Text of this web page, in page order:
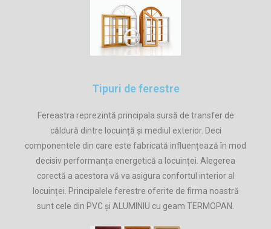
Tipuri de ferestre
Fereastra reprezintă principala sursă de transfer de
căldură dintre locuință și mediul exterior. Deci
componentele din care este fabricată influențează în mod
decisiv performanța energetică a locuinței. Alegerea
corectă a acestora vă va asigura confortul interior al
locuinței. Principalele ferestre oferite de firma noastră
sunt cele din PVC și ALUMINIU cu geam TERMOPAN.